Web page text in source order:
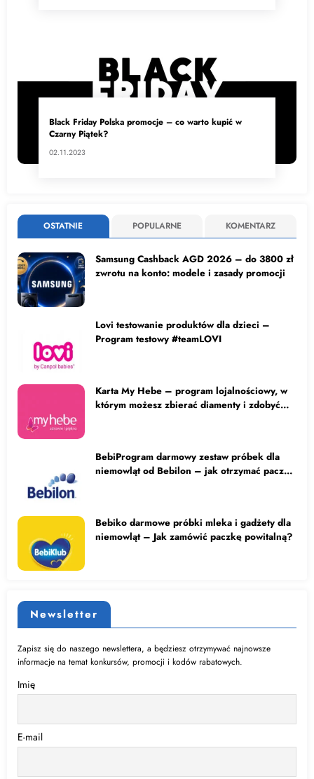
Black Friday Polska promocje – co warto kupić w
Czarny Piątek?
02.11.2023
OSTATNIE POPULARNE KOMENTARZ
Samsung Cashback AGD 2026 – do 3800 zł
zwrotu na konto: modele i zasady promocji
Lovi testowanie produktów dla dzieci –
Program testowy #teamLOVI
Karta My Hebe – program lojalnościowy, w
którym możesz zbierać diamenty i zdobyć
BebiProgram darmowy zestaw próbek dla
niemowląt od Bebilon – jak otrzymać paczkę
Bebiko darmowe próbki mleka i gadżety dla
niemowląt – Jak zamówić paczkę powitalną?
Newsletter
Zapisz się do naszego newslettera, a będziesz otrzymywać najnowsze
informacje na temat konkursów, promocji i kodów rabatowych.
Imię
E-mail